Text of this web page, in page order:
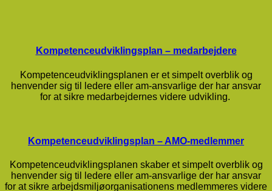
Kompetenceudviklingsplan – medarbejdere
Kompetenceudviklingsplanen er et simpelt overblik og
henvender sig til ledere eller am-ansvarlige der har ansvar
for at sikre medarbejdernes videre udvikling.
Kompetenceudviklingsplan – AMO-medlemmer
Kompetenceudviklingsplanen skaber et simpelt overblik og
henvender sig til ledere eller am-ansvarlige der har ansvar
for at sikre arbejdsmiljøorganisationens medlemmeres videre